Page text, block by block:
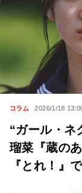
コラム 2026/1/18
“ガール・ネ
瑠菜『蔵の
『とれ！』